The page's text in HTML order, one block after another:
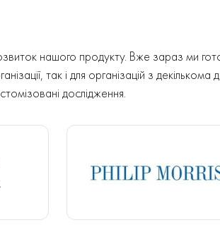
нашого продукту. Вже зараз ми
так і для організацій з декількома
дослідження.